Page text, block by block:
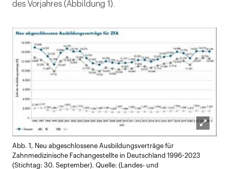
des Vorjahres (Abbildung 1).
Abb. 1, Neu abgeschlossene Ausbildungsverträge für
Zahnmedizinische Fachangestellte in Deutschland 1996-2023
(Stichtag: 30. September). Quelle: (Landes- und